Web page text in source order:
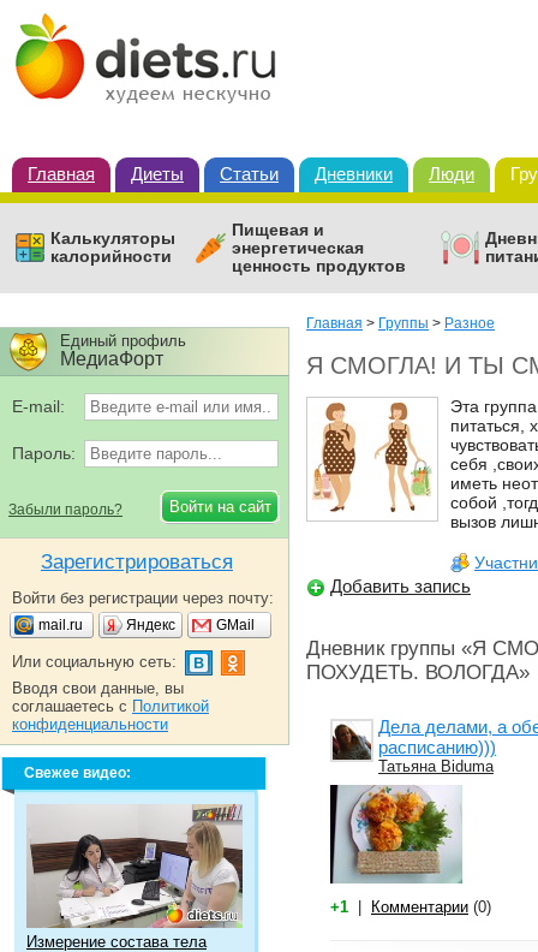
Главная Диеты Статьи Дневники Люди
Калькуляторы
калорийности
Пищевая и
энергетическая
ценность продуктов
Главная > Группы > Разное
Я СМОГЛА! И ТЫ
Эта
питаться,
себя
иметь
собой
вызов
Добавить запись
Дневник группы «Я
ПОХУДЕТЬ. ВОЛОГДА»
Дела делами, а
расписанию)))
Татьяна Biduma
+1 Комментарии (0)
Единый профиль
МедиаФорт
E-mail:
Пароль:
Забыли пароль?
Зарегистрироваться
Войти без регистрации через почту:
mail.ru Яндекс GMail
Или социальную сеть:
Вводя свои данные, вы
соглашаетесь с Политикой
конфиденциальности
Свежее видео:
Измерение состава тела